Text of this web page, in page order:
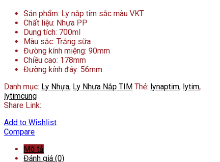
Sản phẩm: Ly nắp tim sắc màu VKT
Chất liệu: Nhựa PP
Dung tích: 700ml
Màu sắc: Trắng sữa
Đường kính miệng: 90mm
Chiều cao: 178mm
Đường kính đáy: 56mm
Danh mục: Ly Nhựa, Ly Nhựa Nắp TIM Thẻ: lynaptim, lytim,
lytimcung
Share Link:
Add to Wishlist
Compare
Mô tả
Đánh giá (0)